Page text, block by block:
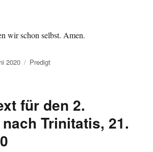
wir schon selbst. Amen.
2020 Kategorien
Predigt
für den 2.
Trinitatis, 21.